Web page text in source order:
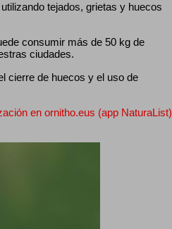
tejados, grietas y huecos
consumir más de 50 kg de
ciudades.
cierre de huecos y el uso de
en ornitho.eus (app NaturaList)